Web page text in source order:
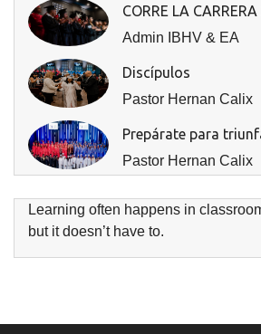
CORRE LA
Admin IBHV & EA
Discípulos
Pastor Hernan Calix
Prepárate para
Pastor Hernan Calix
Learning often happens in
but it doesn’t have to.